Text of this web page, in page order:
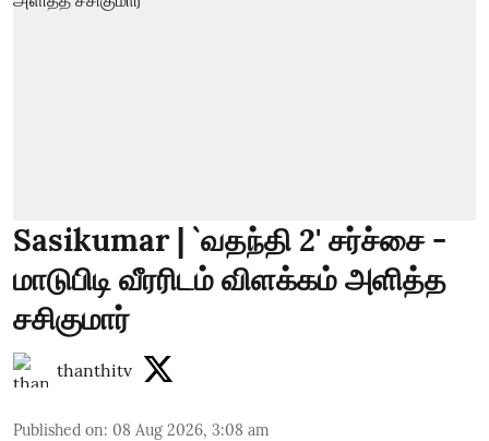
Sasikumar | `வதந்தி 2' சர்ச்சை -
மாடுபிடி வீரரிடம் விளக்கம் அளித்த
சசிகுமார்
thanthitv
Published on: 08 Aug 2026, 3:08 am